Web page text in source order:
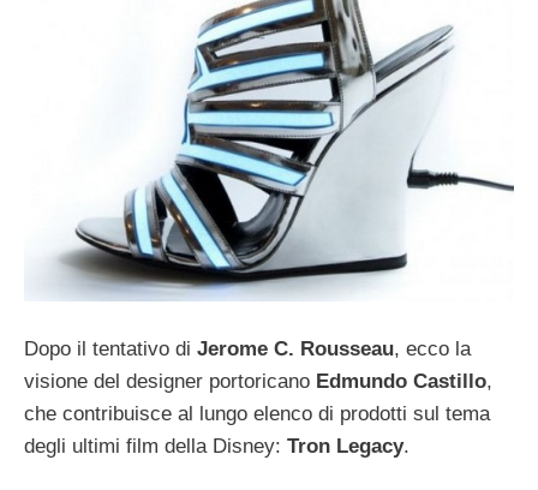
Dopo il tentativo di Jerome C. Rousseau, ecco la
visione del designer portoricano Edmundo Castillo,
che contribuisce al lungo elenco di prodotti sul tema
degli ultimi film della Disney: Tron Legacy.